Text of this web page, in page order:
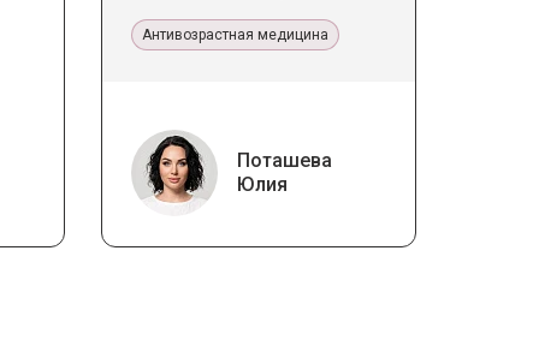
Антивозрастная медицина
Поташева
Юлия